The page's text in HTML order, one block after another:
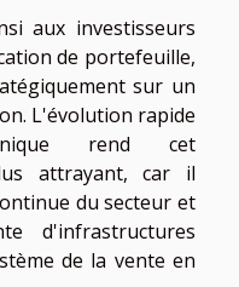
aux investisseurs
de portefeuille,
sur un
L'évolution rapide
rend cet
attrayant, car il
du secteur et
d'infrastructures
de la vente en